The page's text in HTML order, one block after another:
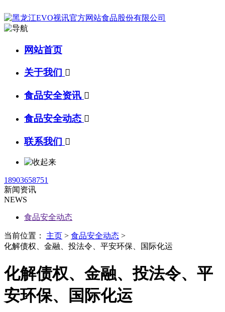
网站首页
关于我们 
食品安全资讯 
食品安全动态 
联系我们 
18903658751
新闻资讯
NEWS
食品安全动态
当前位置： 主页 > 食品安全动态 >
化解债权、金融、投法令、平安环保、国际化运
化解债权、金融、投法令、平
安环保、国际化运